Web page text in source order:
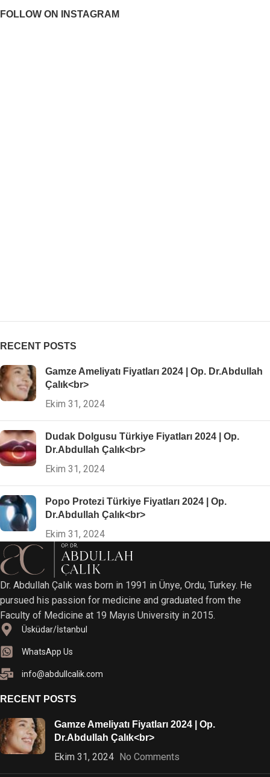
FOLLOW ON INSTAGRAM
RECENT POSTS
Gamze Ameliyatı Fiyatları 2024 | Op. Dr.Abdullah
Çalık<br>
Ekim 31, 2024
Dudak Dolgusu Türkiye Fiyatları 2024 | Op.
Dr.Abdullah Çalık<br>
Ekim 31, 2024
Popo Protezi Türkiye Fiyatları 2024 | Op.
Dr.Abdullah Çalık<br>
Ekim 31, 2024
Dr. Abdullah Çalık was born in 1991 in Ünye, Ordu, Turkey. He
pursued his passion for medicine and graduated from the
Faculty of Medicine at 19 Mayıs University in 2015.
Üsküdar/İstanbul
WhatsApp Us
info@abdullcalik.com
RECENT POSTS
Gamze Ameliyatı Fiyatları 2024 | Op.
Dr.Abdullah Çalık<br>
Ekim 31, 2024 No Comments